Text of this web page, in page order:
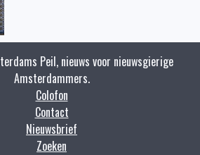
Peil, nieuws voor nieuwsgierige
Amsterdammers.
Colofon
Contact
Nieuwsbrief
Zoeken